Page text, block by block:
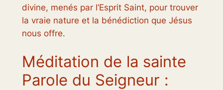
divine, menés par l’Esprit Saint, pour trouver
la vraie nature et la bénédiction que Jésus
nous offre.
Méditation de la sainte
Parole du Seigneur :